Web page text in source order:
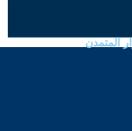
المتمدن